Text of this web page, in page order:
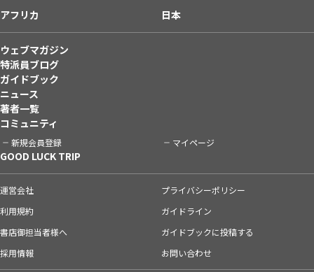
アフリカ
日本
ウェブマガジン
特派員ブログ
ガイドブック
ニュース
著者一覧
コミュニティ
新規会員登録 マイページ
GOOD LUCK TRIP
運営会社
プライバシーポリシー
利用規約
ガイドライン
書店御担当者様へ
ガイドブックに投稿する
採用情報
お問い合わせ